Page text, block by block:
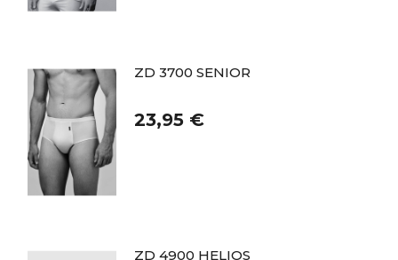
ZD 3700 SENIOR
23,95 €
ZD 4900 HELIOS